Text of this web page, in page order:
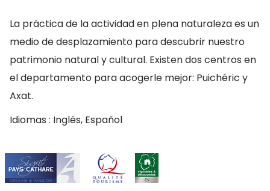
La práctica de la actividad en plena naturaleza es un
medio de desplazamiento para descubrir nuestro
patrimonio natural y cultural. Existen dos centros en
el departamento para acogerle mejor: Puichéric y
Axat.
Idiomas : Inglés, Español